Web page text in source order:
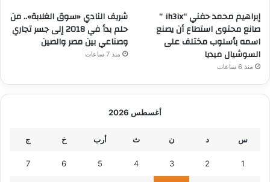
إبراهيم محمد حفني “ih3ix ”
صانع محتوى استطاع أن يصنع
اسمه بأسلوب مختلف على
السوشيال ميديا
منذ 6 ساعات
شريف النادي «سوق الغلابة».. من
حلم بدأ في 2018 إلى جسر تجاري
وصناعي بين مصر والصين
منذ 7 ساعات
أغسطس 2026
س د ن ث أرب خ ج
1
2
3
4
5
6
7